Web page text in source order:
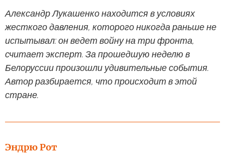
Александр Лукашенко находится в условиях
жесткого давления, которого никогда раньше не
испытывал: он ведет войну на три фронта,
считает эксперт. За прошедшую неделю в
Белоруссии произошли удивительные события.
Автор разбирается, что происходит в этой
стране.
Эндрю Рот